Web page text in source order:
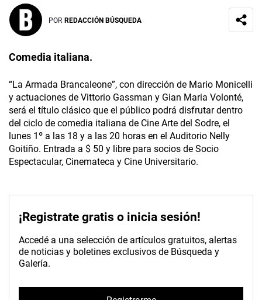
POR REDACCIÓN BÚSQUEDA
Comedia italiana.
“La Armada Brancaleone”, con dirección de Mario Monicelli
y actuaciones de Vittorio Gassman y Gian Maria Volonté,
será el título clásico que el público podrá disfrutar dentro
del ciclo de comedia italiana de Cine Arte del Sodre, el
lunes 1º a las 18 y a las 20 horas en el Auditorio Nelly
Goitiño. Entrada a $ 50 y libre para socios de Socio
Espectacular, Cinemateca y Cine Universitario.
¡Registrate gratis o inicia sesión!
Accedé a una selección de artículos gratuitos, alertas
de noticias y boletines exclusivos de Búsqueda y
Galería.